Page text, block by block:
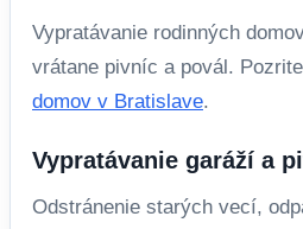
Vypratávanie rodinných
vrátane pivníc a povál.
domov v Bratislave.
Vypratávanie garáží a
Odstránenie starých vecí,